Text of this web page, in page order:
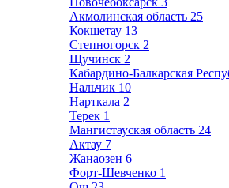
Акмолинская область 25
Кокшетау 13
Степногорск 2
Щучинск 2
Кабардино-Балкарская
Нальчик 10
Нарткала 2
Терек 1
Мангистауская область 24
Актау 7
Жанаозен 6
Форт-Шевченко 1